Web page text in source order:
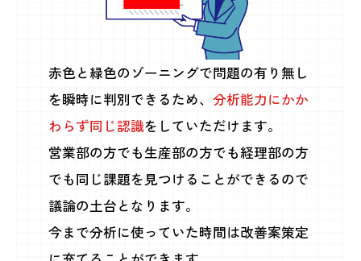
赤色と緑色のゾーニングで問題の有り無し
を瞬時に判別できるため、 分析能力にかか
わらず同じ認識をしていただけます。
営業部の方でも生産部の方でも経理部の方
でも同じ課題を見つけることができるので
議論の土台となります。
今まで分析に使っていた時間は改善案策定